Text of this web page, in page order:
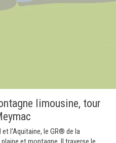
limousine, tour
l'Aquitaine, le GR® de la